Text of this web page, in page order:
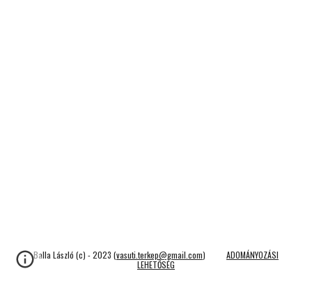
Balla László (c) - 2023 (vasuti.terkep@gmail.com) ADOMÁNYOZÁSI
LEHETŐSÉG